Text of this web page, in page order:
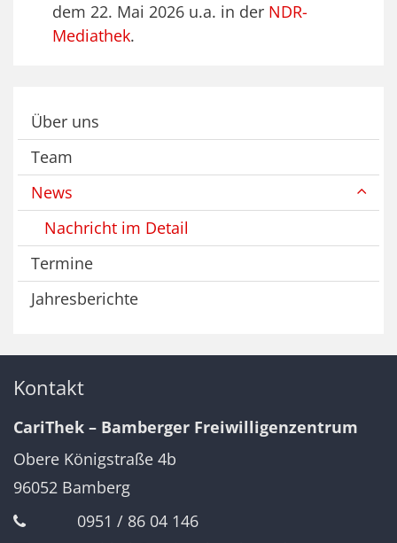
dem 22. Mai 2026 u.a. in der NDR-
Mediathek.
Über uns
Team
News
Nachricht im Detail
Termine
Jahresberichte
Kontakt
CariThek – Bamberger Freiwilligenzentrum
Obere Königstraße 4b
96052 Bamberg
0951 / 86 04 146